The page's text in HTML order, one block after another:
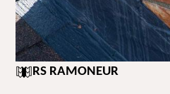
RS RAMONEUR